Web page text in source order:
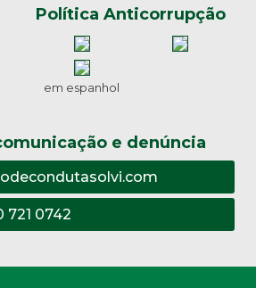
Política Anticorrupção
em espanhol
e denúncia
721 0742